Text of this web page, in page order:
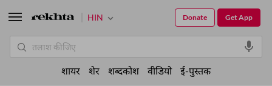
HIN Get App
Donate
शायर शेर शब्दकोश वीडियो ई-पुस्तक